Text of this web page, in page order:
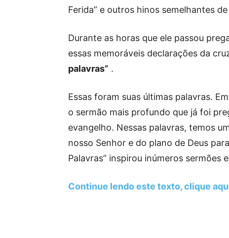
Ferida” e outros hinos semelhantes
Durante as horas que ele passou
essas memoráveis ​​declarações da
palavras” .
Essas foram suas últimas palavras.
o sermão mais profundo que já foi
evangelho. Nessas palavras, temos
nosso Senhor e do plano de Deus
Palavras” inspirou inúmeros sermões
Continue lendo este texto, clique